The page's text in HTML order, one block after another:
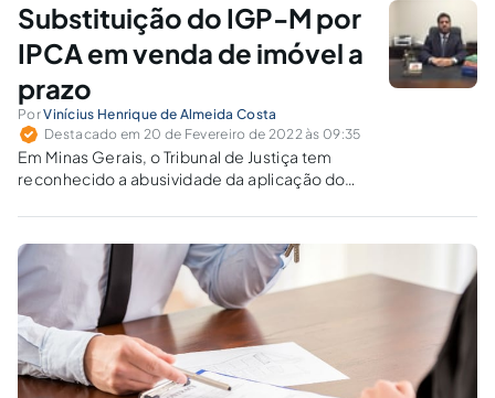
Substituição do IGP-M por
IPCA em venda de imóvel a
prazo
PorVinícius Henrique de Almeida Costa
Destacado em 20 de Fevereiro de 2022 às 09:35
Em Minas Gerais, o Tribunal de Justiça tem
reconhecido a abusividade da aplicação do
parcelada, alegando que o fato tem implicado
em prestação manifestamente onerosa ao
consumidor com vantagem expressiva ao
fornecedor.